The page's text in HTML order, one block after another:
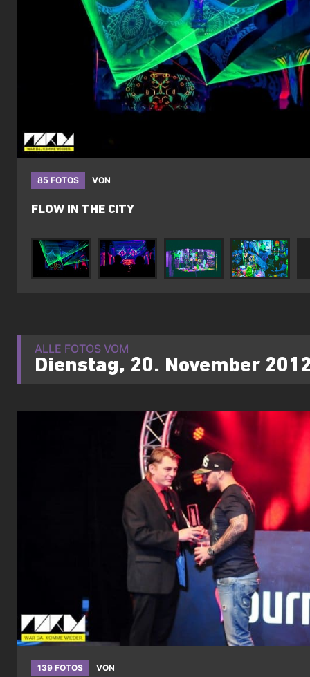
85 FOTOS VON
FLOW IN THE CITY
ALLE FOTOS VOM
Dienstag, 20. November
139 FOTOS VON